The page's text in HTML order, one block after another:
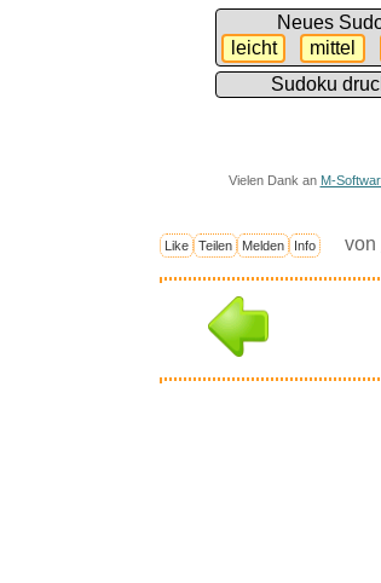
Neues
Vielen Dank an M-
Like Teilen Melden Info von